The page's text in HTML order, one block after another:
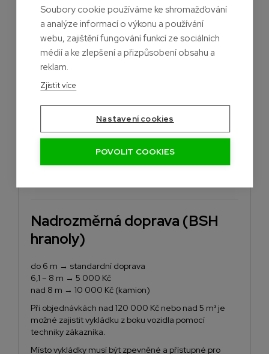
Cena dopravy
Doprava zdarma
nad 30 m²
nebo
při objednávce nad 10 000 Kč
Standardní doprava
do 5 000 Kč/do 20m2 → 2000 Kč
5 000 – 10 000 Kč od 20m2 do 30m2 → 1000 Kč
Zrychlené služby
Nadrozměrná doprava (BSH
hranoly)
do 6 m → standardní doprava
6,1 – 8 m → 5 000 Kč
nad 8 m → 10 000 Kč (kamion)
Při objednávkách nad 120 000 Kč nebo nad 5 m³ je
možné zajistit vykládku z boku vozidla pomocí
techniky zákazníka.
Místo vykládky musí být zpevněné a přístupné pro
Soubory cookie používáme ke shromažďování
a analýze informací o výkonu a používání
webu, zajištění fungování funkcí ze sociálních
médií a ke zlepšení a přizpůsobení obsahu a
reklam.
Zjistit více
Nastavení cookies
POVOLIT COOKIES